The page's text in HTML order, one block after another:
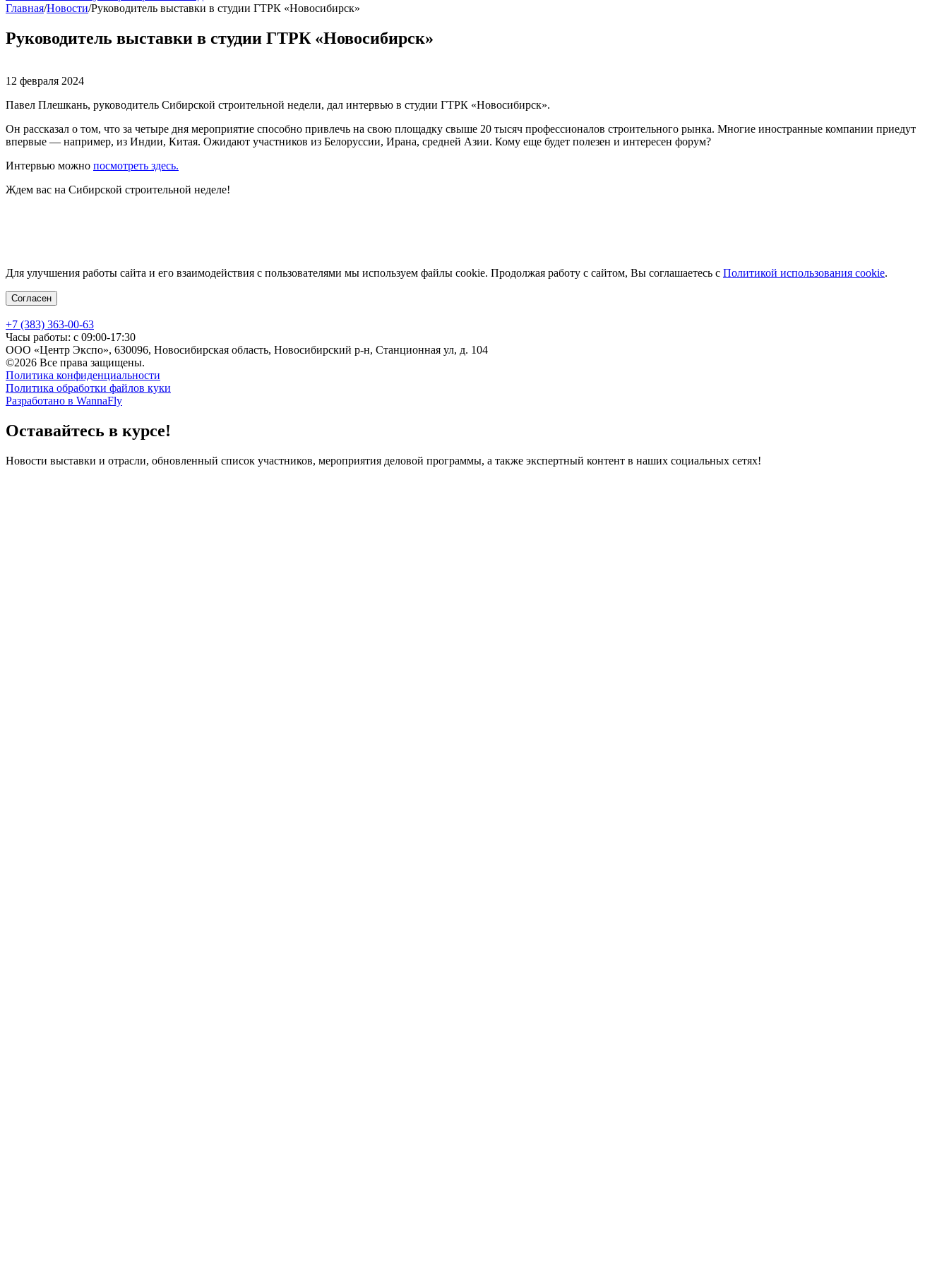
Главная/Новости/Руководитель выставки в студии ГТРК «Новосибирск»
Руководитель выставки в студии ГТРК «Новосибирск»
12 февраля 2024
Павел Плешкань, руководитель Сибирской строительной недели, дал интервью в студии ГТРК «Новосибирск».
Он рассказал о том, что за четыре дня мероприятие способно привлечь на свою площадку свыше 20 тысяч профессионалов строительного рынка. Многие иностранные компании приедут
впервые — например, из Индии, Китая. Ожидают участников из Белоруссии, Ирана, средней Азии. Кому еще будет полезен и интересен форум?
Интервью можно посмотреть здесь.
Ждем вас на Сибирской строительной неделе!
Для улучшения работы сайта и его взаимодействия с пользователями мы используем файлы cookie. Продолжая работу с сайтом, Вы соглашаетесь с Политикой использования cookie.
Согласен
+7 (383) 363-00-63
Часы работы: с 09:00-17:30
ООО «Центр Экспо», 630096, Новосибирская область, Новосибирский р-н, Станционная ул, д. 104
©2026 Все права защищены.
Политика конфиденциальности
Политика обработки файлов куки
Разработано в WannaFly
Оставайтесь в курсе!
Новости выставки и отрасли, обновленный список участников, мероприятия деловой программы, а также экспертный контент в наших социальных сетях!